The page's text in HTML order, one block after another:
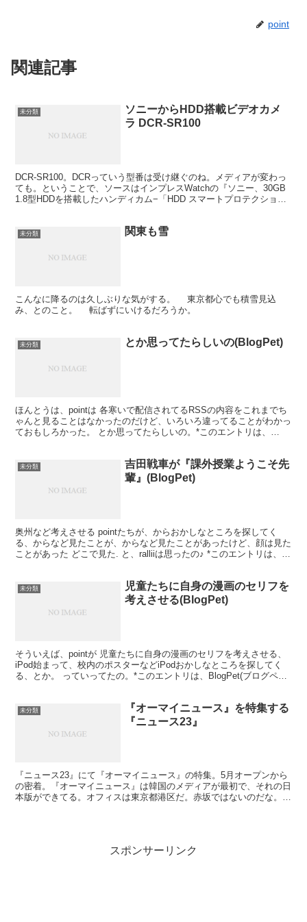
point
関連記事
未分類
ソニーからHDD搭載ビデオカメ
ラ DCR-SR100
DCR-SR100。DCRっていう型番は受け継ぐのね。メディアが変わっ
ても。ということで、ソースはインプレスWatchの『ソニー、30GB
1.8型HDDを搭載したハンディカム−「HDD スマートプロテクショ
未分類 関東も雪
こんなに降るのは久しぶりな気がする。 東京都心でも積雪見込
み、とのこと。 転ばずにいけるだろうか。
未分類 とか思ってたらしいの(BlogPet)
ほんとうは、pointは 各寒いで配信されてるRSSの内容をこれまでち
ゃんと見ることはなかったのだけど、いろいろ違ってることがわかっ
ておもしろかった。 とか思ってたらしいの。*このエントリは、
未分類
吉田戦車が『課外授業ようこそ先
輩』(BlogPet)
奥州など考えさせる pointたちが、からおかしなところを探してく
る、からなど見たことが、からなど見たことがあったけど、顔は見た
ことがあった どこで見た. と、ralliiは思ったの♪ *このエントリは、
未分類
児童たちに自身の漫画のセリフを
考えさせる(BlogPet)
そういえば、pointが 児童たちに自身の漫画のセリフを考えさせる、
iPod始まって、校内のポスターなどiPodおかしなところを探してく
る、とか。 っていってたの。*このエントリは、BlogPet(ブログペッ
未分類
『オーマイニュース』を特集する
『ニュース23』
『ニュース23』にて『オーマイニュース』の特集。5月オープンから
の密着。『オーマイニュース』は韓国のメディアが最初で、それの日
本版ができてる。オフィスは東京都港区だ。赤坂ではないのだな。き
スポンサーリンク